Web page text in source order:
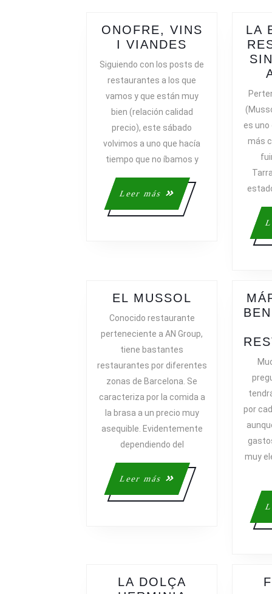
ONOFRE, VINS
I VIANDES ONOFRE,
VINS
VIANDES
Siguiendo con los posts de
restaurantes a los que
vamos y que están muy
bien (relación calidad
precio), este sábado
volvimos a uno que hacía
tiempo que no íbamos y
Leer más
Leer
más
LA
es
más
EL MUSSOL
MUSSOL
Conocido restaurante
perteneciente a AN Group,
tiene bastantes
restaurantes por diferentes
zonas de Barcelona. Se
caracteriza por la comida a
la brasa a un precio muy
asequible. Evidentemente
dependiendo del
Leer más
Leer
más
por
muy
LA DOLÇA